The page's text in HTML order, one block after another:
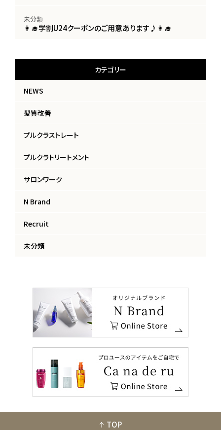
未分類
👩‍🎓学割U24クーポンのご用意あります♪👩‍🎓
カテゴリー
NEWS
髪質改善
プルクラストレート
プルクラトリートメント
サロンワーク
N Brand
Recruit
未分類
TOP